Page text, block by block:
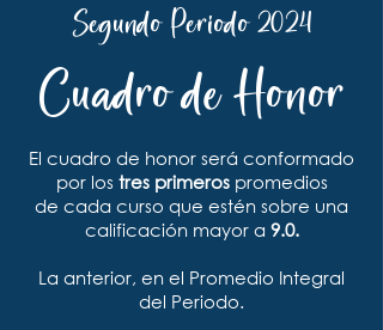
Cuadro de Honor
El cuadro de honor será conformado
por los tres primerospromedios
de cada curso que estén sobre una
calificación mayor a 9.0.
La anterior, en el Promedio Integral
del Periodo.
Segundo Periodo 2024